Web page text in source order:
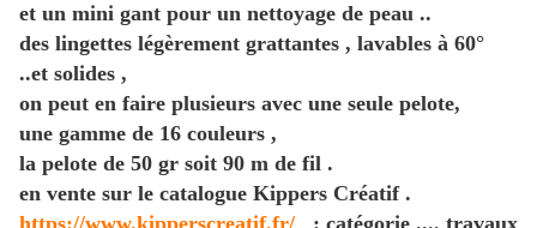
et un mini gant pour un nettoyage de peau ..
des lingettes légèrement grattantes , lavables à 60°
..et solides ,
on peut en faire plusieurs avec une seule pelote,
une gamme de 16 couleurs ,
la pelote de 50 gr soit 90 m de fil .
en vente sur le catalogue Kippers Créatif .